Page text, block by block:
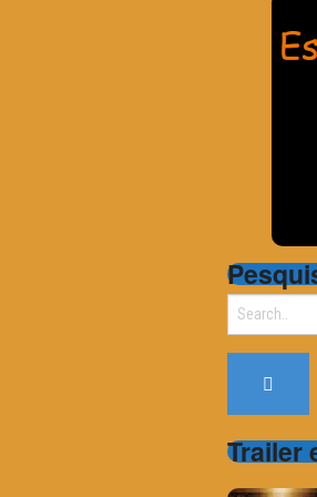
Search
Trailer